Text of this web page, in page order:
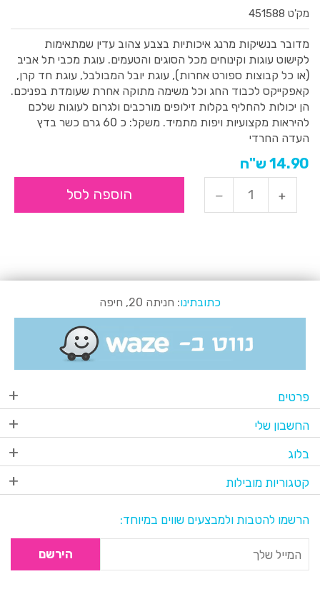
מק'ט 451588
מדובר בנשיקות מרנג איכותיות בצבע צהוב עדין שמתאימות
לקישוט עוגות וקינוחים מכל הסוגים והטעמים. עוגת מכבי תל אביב
(או כל קבוצות ספורט אחרות), עוגת יובל המבולבל, עוגת חד קרן,
קאפקייקס לכבוד החג וכל משימה מתוקה אחרת שעומדת בפניכם.
הן יכולות להחליף בקלות זילופים מורכבים ולגרום לעוגות שלכם
להיראות מקצועיות ויפות מתמיד. משקל: כ 60 גרם
כשר בדץ
העדה החרדי
14.90 ש"ח
הוספה לסל
כתובתינו: חניתה 20, חיפה
פרטים
החשבון שלי
בלוג
קטגוריות מובילות
הרשמו להטבות ולמבצעים שווים במיוחד:
הירשם